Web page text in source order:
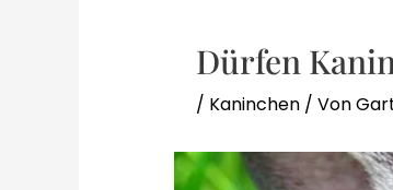
Dürfen
/ Kaninchen/ Von